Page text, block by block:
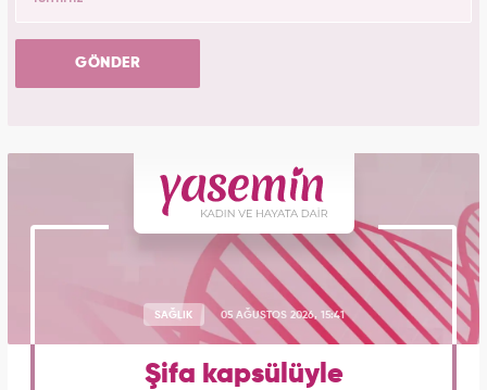
GÖNDER
SAĞLIK 05 AĞUSTOS 2026, 15:41
Şifa kapsülüyle